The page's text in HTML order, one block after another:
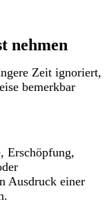
nehmen
Zeit ignoriert,
bemerkbar
Erschöpfung,
Ausdruck einer